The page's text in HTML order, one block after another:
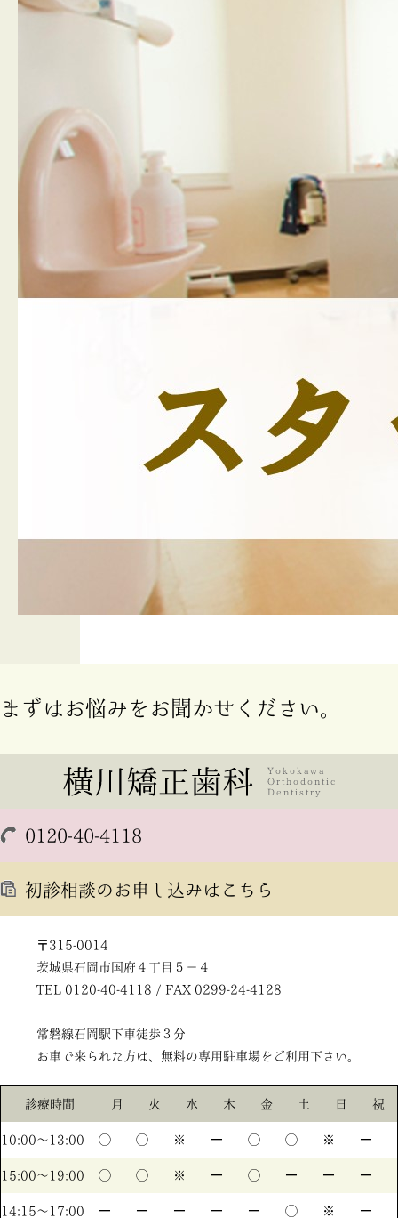
まずはお悩みをお聞かせください。
0120-40-4118
初診相談のお申し込みはこちら
〒315-0014
茨城県石岡市国府４丁目５－４
TEL 0120-40-4118 / FAX 0299-24-4128
常磐線石岡駅下車徒歩３分
お車で来られた方は、無料の専用駐車場をご利用下さい。
診療時間 月 火 水 木 金 土 日 祝
10:00〜13:00 ◯ ◯ ※ ー ◯ ◯ ※ ー
15:00〜19:00 ◯ ◯ ※ ー ◯ ー ー ー
14:15〜17:00 ー ー ー ー ー ◯ ※ ー